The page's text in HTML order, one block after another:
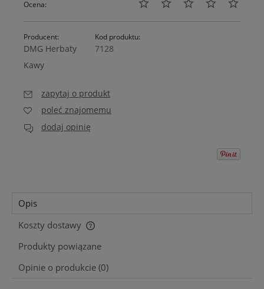
Ocena:
Producent:
DMG Herbaty
Kawy
Kod produktu:
7128
zapytaj o produkt
poleć znajomemu
dodaj opinię
Opis
Koszty dostawy
Cena nie zawiera ewentualnych kosztów płatności
Produkty powiązane
Opinie o produkcie (0)